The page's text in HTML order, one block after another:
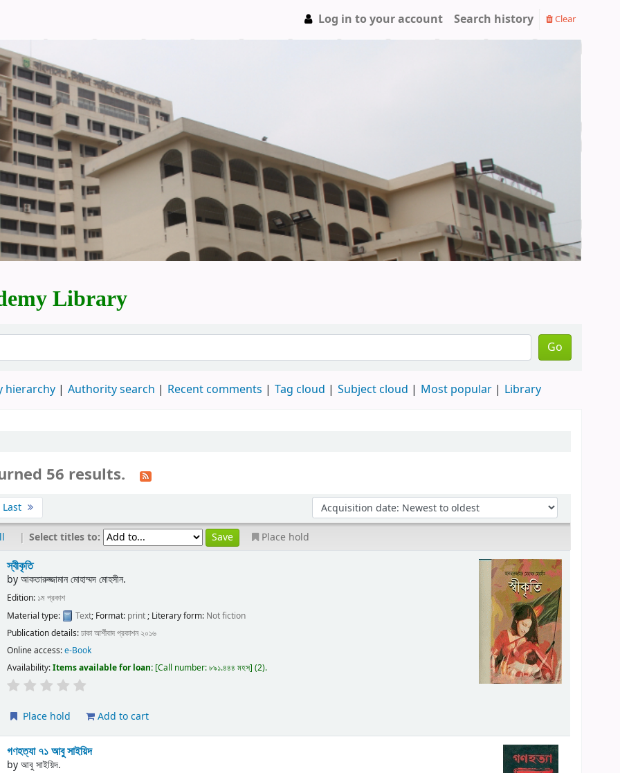
Log in to your account Search history Clear
Library
Go
hierarchy Authority search Recent comments Tag cloud Subject cloud Most popular Library
56 results.
Last
| Select titles to:
Place hold
স্বীকৃতি
byআকতারুজ্জামান মোহাম্মদ মোহসীন.
Edition: ১ম প্রকাশ
Material type:
Text; Format: print ; Literary form: Not fiction
Publication details:ঢাকাআর্শীবাদ প্রকাশন ২০১৬
Online access:e-Book
Availability:Items available for loan: Call number:৮৯১.৪৪৪ মহস (2).
Place hold Add to cart
গণহত্যা ৭১আবু সাইয়িদ
byআবু সাইয়িদ.